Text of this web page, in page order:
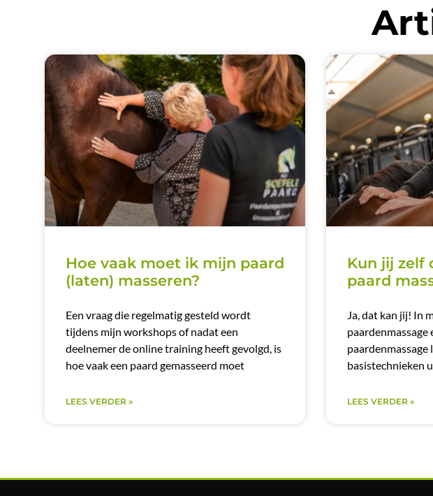
Hoe vaak moet ik mijn paard
(laten) masseren?
Een vraag die regelmatig gesteld wordt
tijdens mijn workshops of nadat een
deelnemer de online training heeft gevolgd, is
hoe vaak een paard gemasseerd moet
LEES VERDER »
Kun jij zelf
paard
Ja, dat kan jij! In
paardenmassage
basistechnieken
LEES VERDER »